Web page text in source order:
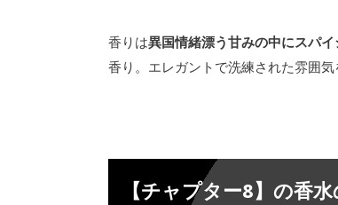
香りは異国情緒漂う甘みの中にスパイ
香り。エレガントで洗練された雰囲
【チャプター8】の香